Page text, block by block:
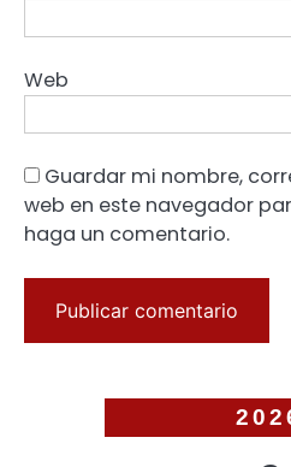
Web
Guardar mi nombre,
web en este navegador
haga un comentario.